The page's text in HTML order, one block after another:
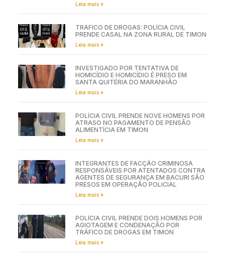
Leia mais »
TRÁFICO DE DROGAS: POLÍCIA CIVIL
PRENDE CASAL NA ZONA RURAL DE TIMON
Leia mais »
INVESTIGADO POR TENTATIVA DE
HOMICÍDIO E HOMICÍDIO É PRESO EM
SANTA QUITÉRIA DO MARANHÃO
Leia mais »
POLÍCIA CIVIL PRENDE NOVE HOMENS POR
ATRASO NO PAGAMENTO DE PENSÃO
ALIMENTÍCIA EM TIMON
Leia mais »
INTEGRANTES DE FACÇÃO CRIMINOSA
RESPONSÁVEIS POR ATENTADOS CONTRA
AGENTES DE SEGURANÇA EM BACURI SÃO
PRESOS EM OPERAÇÃO POLICIAL
Leia mais »
POLÍCIA CIVIL PRENDE DOIS HOMENS POR
AGIOTAGEM E CONDENAÇÃO POR
TRÁFICO DE DROGAS EM TIMON
Leia mais »